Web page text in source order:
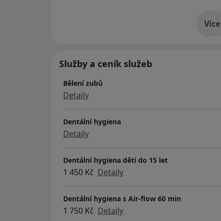
Více
o
Služby a ceník služeb
Bělení zubů
Detaily
Dentální hygiena
Detaily
Dentální hygiena děti do 15 let
1 450 Kč Detaily
Dentální hygiena s Air-flow 60 min
1 750 Kč Detaily